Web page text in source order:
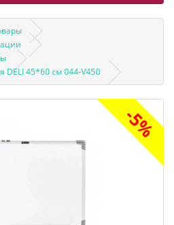
DELI 45*60 см 044-V450
-5%